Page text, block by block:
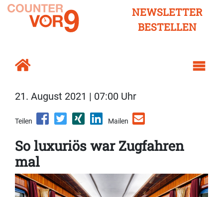
NEWSLETTER
BESTELLEN
21. August 2021 | 07:00 Uhr
Teilen Mailen
So luxuriös war Zugfahren
mal